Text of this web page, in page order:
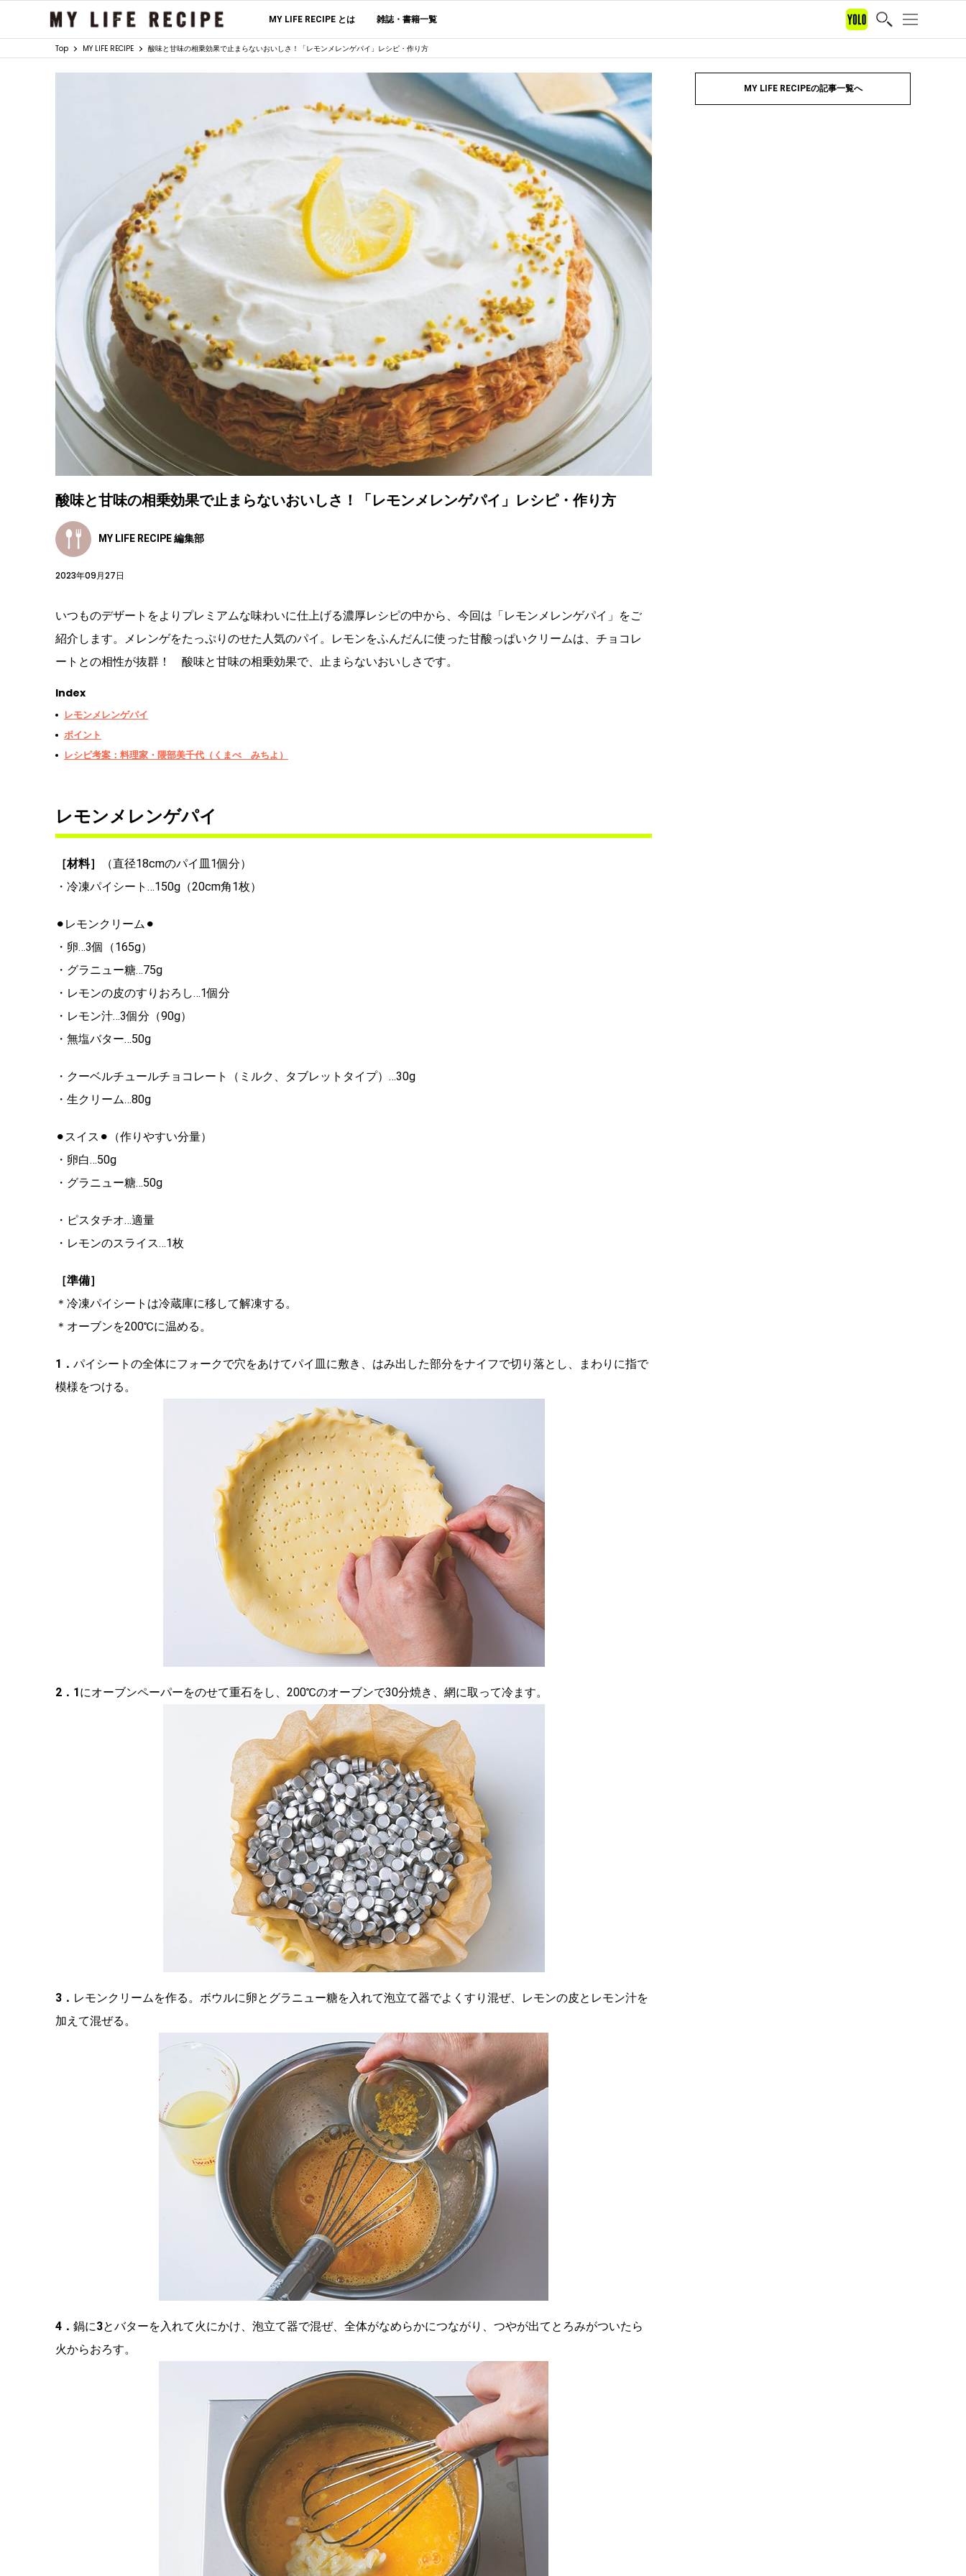
MY LIFE RECIPE とは 雑誌・書籍一覧
Top MY LIFE RECIPE 酸味と甘味の相乗効果で止まらないおいしさ！「レモンメレンゲパイ」レシピ・作り方
酸味と甘味の相乗効果で止まらないおいしさ！「レモンメレンゲパイ」レシピ・作り方
MY LIFE RECIPE 編集部
2023年09月27日
いつものデザートをよりプレミアムな味わいに仕上げる濃厚レシピの中から、今回は「レモンメレンゲパイ」をご
紹介します。メレンゲをたっぷりのせた人気のパイ。レモンをふんだんに使った甘酸っぱいクリームは、チョコレ
ートとの相性が抜群！ 酸味と甘味の相乗効果で、止まらないおいしさです。
Index
レモンメレンゲパイ
ポイント
レシピ考案：料理家・隈部美千代（くまべ みちよ）
レモンメレンゲパイ
［材料］
（直径18cmのパイ皿1個分）
・冷凍パイシート…150g（20cm角1枚）
⚫︎レモンクリーム⚫︎
・卵…3個（165g）
・グラニュー糖…75g
・レモンの皮のすりおろし…1個分
・レモン汁…3個分（90g）
・無塩バター…50g
・クーベルチュールチョコレート（ミルク、タブレットタイプ）…30g
・生クリーム…80g
⚫︎スイス⚫︎（作りやすい分量）
・卵白…50g
・グラニュー糖…50g
・ピスタチオ…適量
・レモンのスライス…1枚
［準備］
＊冷凍パイシートは冷蔵庫に移して解凍する。
＊オーブンを200℃に温める。
1． パイシートの全体にフォークで穴をあけてパイ皿に敷き、はみ出した部分をナイフで切り落とし、まわりに指で
模様をつける。
2． 1にオーブンペーパーをのせて重石をし、200℃のオーブンで30分焼き、網に取って冷ます。
3． レモンクリームを作る。ボウルに卵とグラニュー糖を入れて泡立て器でよくすり混ぜ、レモンの皮とレモン汁を
加えて混ぜる。
4． 鍋に3とバターを入れて火にかけ、泡立て器で混ぜ、全体がなめらかにつながり、つやが出てとろみがついたら
火からおろす。
MY LIFE RECIPEの記事一覧へ